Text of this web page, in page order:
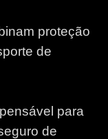
proteção
de
para
de